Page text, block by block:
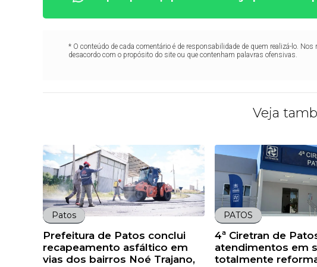
* O conteúdo de cada comentário é de responsabilidade de quem realizá-lo.
desacordo com o propósito do site ou que contenham palavras ofensivas.
Veja
Patos
Prefeitura de Patos conclui
recapeamento asfáltico em
vias dos bairros Noé Trajano,
PATOS
4ª Ciretran de
atendimentos em
totalmente